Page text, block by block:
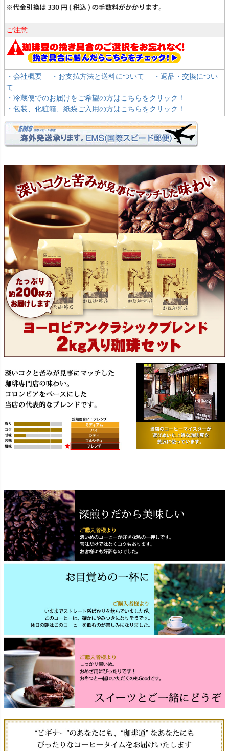
ご注意
・会社概要 ・お支払方法と送料について
・返品・交換につい
て
・冷蔵便でのお届けをご希望の方はこちらをクリック！
・包装、化粧箱、紙袋ご入用の方はこちらをクリック！